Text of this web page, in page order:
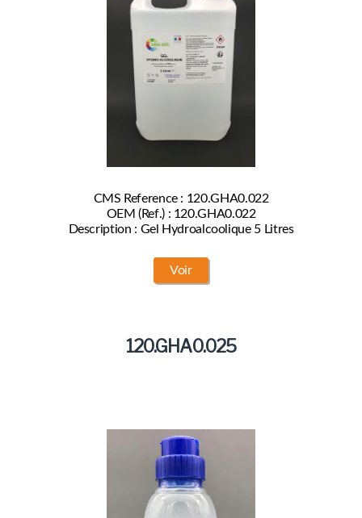
CMS Reference : 120.GHA0.022
OEM (Ref.) : 120.GHA0.022
Description : Gel Hydroalcoolique 5 Litres
Voir
120.GHA0.025